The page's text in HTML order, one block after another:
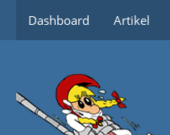
Dashboard Artikel